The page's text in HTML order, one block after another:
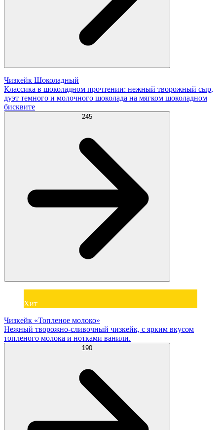
Чизкейк Шоколадный
Классика в шоколадном прочтении: нежный творожный сыр,
дуэт темного и молочного шоколада на мягком шоколадном
бисквите
245
Хит
Чизкейк «Топленое молоко»
Нежный творожно-сливочный чизкейк, с ярким вкусом
топленого молока и нотками ванили.
190